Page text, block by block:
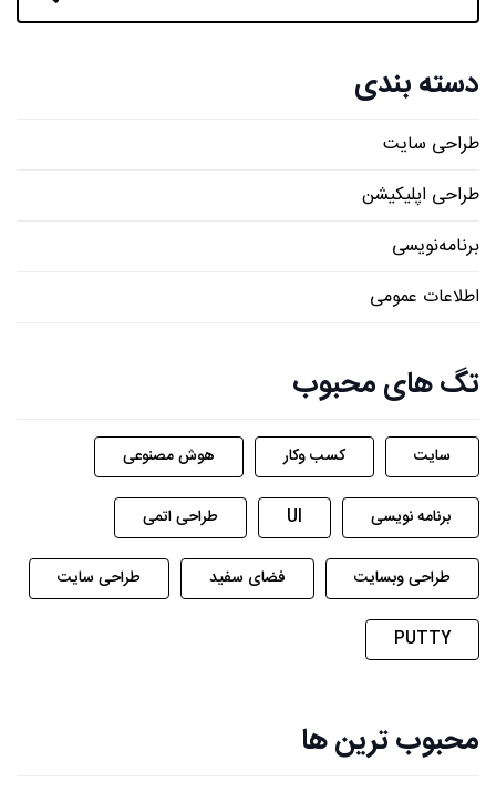
دسته بندی
طراحی سایت
طراحی اپلیکیشن
برنامه‌نویسی
اطلاعات عمومی
تگ های محبوب
سایت کسب وکار هوش مصنوعی
برنامه نویسی UI طراحی اتمی
طراحی وبسایت فضای سفید طراحی سایت
PUTTY
محبوب ترین ها